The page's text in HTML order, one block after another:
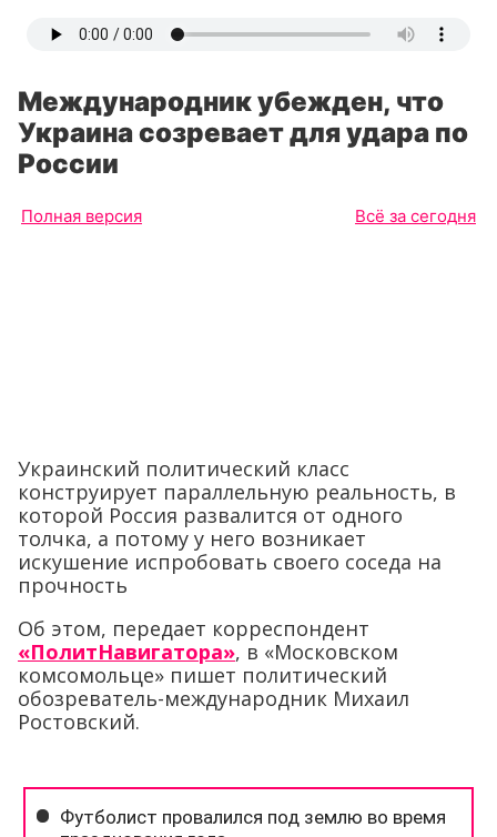
Международник убежден, что
Украина созревает для удара по
России
Полная версия Всё за сегодня
Украинский политический класс
конструирует параллельную реальность, в
которой Россия развалится от одного
толчка, а потому у него возникает
искушение испробовать своего соседа на
прочность
Об этом, передает корреспондент
«ПолитНавигатора», в «Московском
комсомольце» пишет политический
обозреватель-международник Михаил
Ростовский.